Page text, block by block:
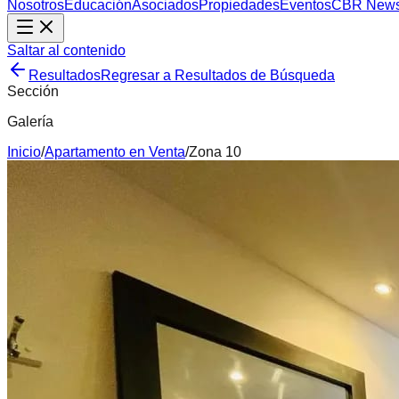
NosotrosEducaciónAsociadosPropiedadesEventosCBR
Saltar al contenido
ResultadosRegresar a Resultados de Búsqueda
Sección
Galería
Inicio/Apartamento en Venta/Zona 10